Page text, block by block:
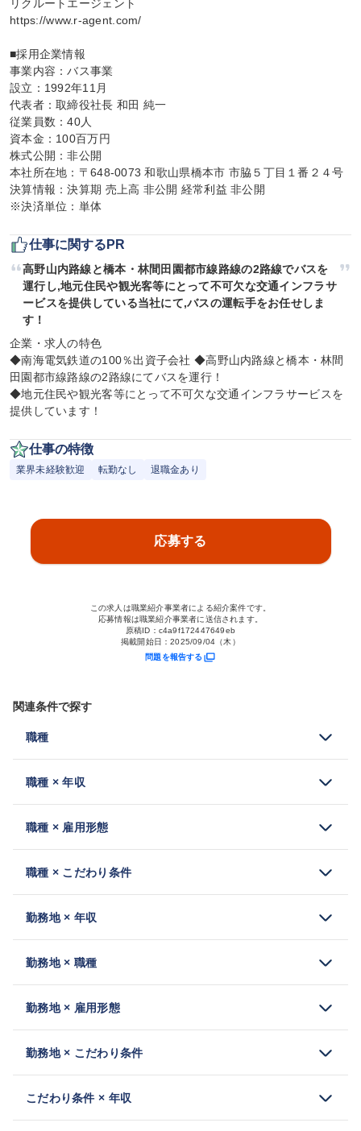
リクルートエージェント
https://www.r-agent.com/
■採用企業情報
事業内容：バス事業
設立：1992年11月
代表者：取締役社長 和田 純一
従業員数：40人
資本金：100百万円
株式公開：非公開
本社所在地：〒648-0073 和歌山県橋本市 市脇５丁目１番２４号
決算情報：決算期 売上高 非公開 経常利益 非公開
※決済単位：単体
仕事に関するPR
高野山内路線と橋本・林間田園都市線路線の2路線でバスを
運行し,地元住民や観光客等にとって不可欠な交通インフラサ
ービスを提供している当社にて,バスの運転手をお任せしま
す！
企業・求人の特色
◆南海電気鉄道の100％出資子会社 ◆高野山内路線と橋本・林間
田園都市線路線の2路線にてバスを運行！
◆地元住民や観光客等にとって不可欠な交通インフラサービスを
提供しています！
仕事の特徴
業界未経験歓迎 転勤なし 退職金あり
応募する
この求人は職業紹介事業者による紹介案件です。
応募情報は職業紹介事業者に送信されます。
原稿ID： c4a9f172447649eb
掲載開始日：2025/09/04（木）
問題を報告する
関連条件で探す
職種
職種 × 年収
職種 × 雇用形態
職種 × こだわり条件
勤務地 × 年収
勤務地 × 職種
勤務地 × 雇用形態
勤務地 × こだわり条件
こだわり条件 × 年収